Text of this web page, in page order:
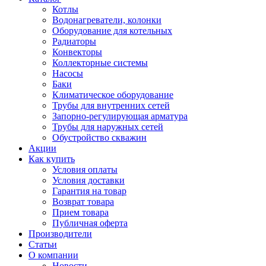
Котлы
Водонагреватели, колонки
Оборудование для котельных
Радиаторы
Конвекторы
Коллекторные системы
Насосы
Баки
Климатическое оборудование
Трубы для внутренних сетей
Запорно-регулирующая арматура
Трубы для наружных сетей
Обустройство скважин
Акции
Как купить
Условия оплаты
Условия доставки
Гарантия на товар
Возврат товара
Прием товара
Публичная оферта
Производители
Статьи
О компании